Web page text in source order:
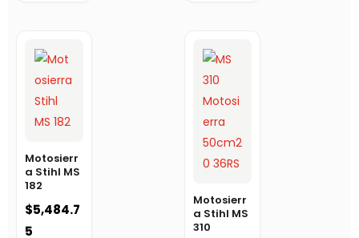
Motosierr
a Stihl MS
182
$5,484.7
5
Motosierr
a Stihl MS
310